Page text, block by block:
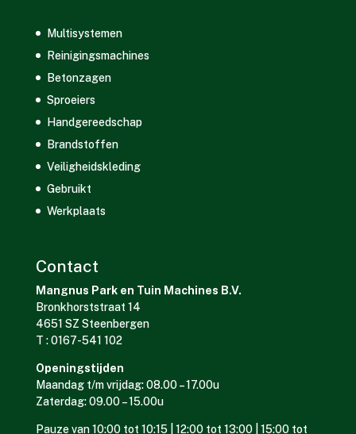
Multisystemen
Reinigingsmachines
Betonzagen
Sproeiers
Handgereedschap
Brandstoffen
Veiligheidskleding
Gebruikt
Werkplaats
Contact
Mangnus Park en Tuin Machines B.V.
Bronkhorststraat 14
4651 SZ Steenbergen
T : 0167-541 102
Openingstijden
Maandag t/m vrijdag: 08.00 – 17.00u
Zaterdag: 09.00 – 15.00u
Pauze van 10:00 tot 10:15 | 12:00 tot 13:00 | 15:00 tot